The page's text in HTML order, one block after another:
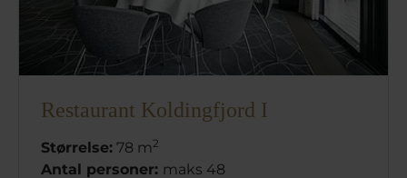
Restaurant Koldingfjord I
Størrelse: 78 m2
Antal personer: maks 48